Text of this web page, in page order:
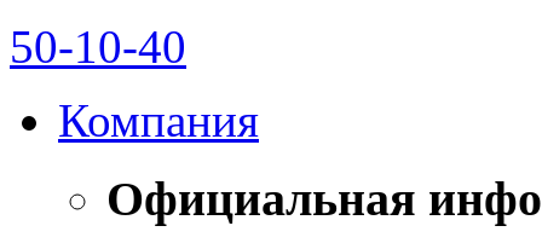
50-10-40
Компания
Официальная